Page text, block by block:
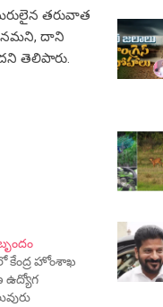
తరువాత
దాని
తెలిపారు.
కేంద్ర హోంశాఖ
ఉద్యోగ